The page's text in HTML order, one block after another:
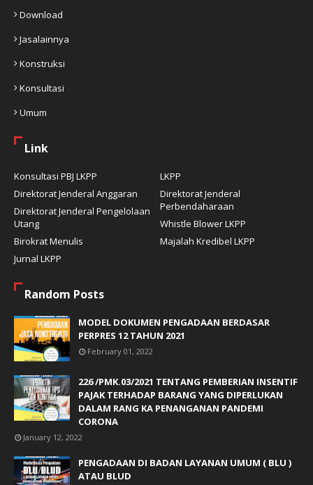
Download
Jasalainnya
Konstruksi
Konsultasi
Umum
Link
Konsultasi PBJ LKPP
LKPP
Direktorat Jenderal Anggaran
Direktorat Jenderal
Perbendaharaan
Direktorat Jenderal Pengelolaan
Utang
Whistle Blower LKPP
Birokrat Menulis
Majalah Kredibel LKPP
Jurnal LKPP
Random Posts
MODEL DOKUMEN PENGADAAN BERDASAR
PERPRES 12 TAHUN 2021
February 01, 2022
226 /PMK.03/2021 TENTANG PEMBERIAN INSENTIF
PAJAK TERHADAP BARANG YANG DIPERLUKAN
DALAM RANG KA PENANGANAN PANDEMI
CORONA
January 12, 2022
PENGADAAN DI BADAN LAYANAN UMUM ( BLU )
ATAU BLUD